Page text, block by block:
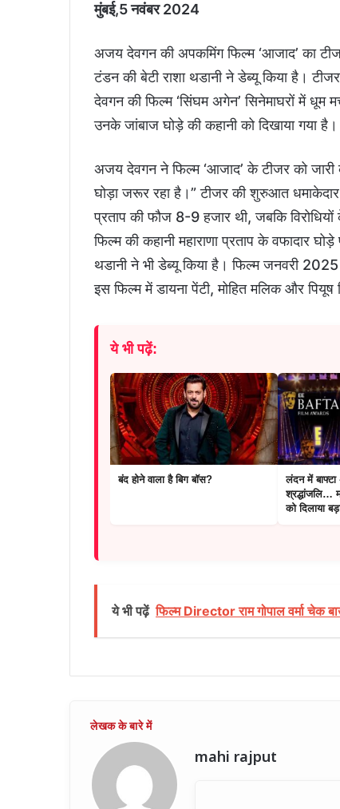
मुंबई,5 नवंबर 2024
अजय देवगन की अपकमिंग फिल्म ‘आजाद’ का
टंडन की बेटी राशा थडानी ने डेब्यू किया है।
देवगन की फिल्म ‘सिंघम अगेन’ सिनेमाघरों में धूम
उनके जांबाज घोड़े की कहानी को दिखाया गया है।
अजय देवगन ने फिल्म ‘आजाद’ के टीजर को जारी
घोड़ा जरूर रहा है।” टीजर की शुरुआत धमाकेदार
प्रताप की फौज 8-9 हजार थी, जबकि
फिल्म की कहानी महाराणा प्रताप के वफादार
थडानी ने भी डेब्यू किया है। फिल्म जनवरी
इस फिल्म में डायना पेंटी, मोहित मलिक और पियूष
ये भी पढ़ें:
बंद होने वाला है बिग बॉस?
लंदन में बाफ्टा
श्रद्धांजलि…
को दिलाया
ये भी पढ़ें फिल्म Director राम गोपाल वर्मा चेक
mahi rajput